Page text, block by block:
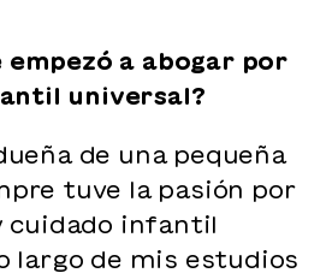
empezó a abogar por
universal?
de una pequeña
tuve la pasión por
cuidado infantil
largo de mis estudios